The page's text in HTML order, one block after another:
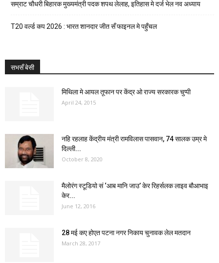
सम्राट चौधरी बिहारक मुख्यमंत्री पदक शपथ लेलाह, इतिहास मे दर्ज भेल नव अध्याय
T20 वर्ल्ड कप 2026 : भारत शानदार जीत सँ फाइनल मे पहुँचल
सभसँ बेसी
मिथिला मे आयल तूफान पर केंद्र ओ राज्य सरकारक चुप्पी
April 24, 2015
नहि रहलाह केंद्रीय मंत्री रामविलास पासवान, 74 सालक उम्र मे
दिल्ली...
October 8, 2020
मैलोरंग स्टूडियो सं ‘आब मानि जाउ’ केर रिहर्सलक लाइव बौआभाइ
केर...
June 12, 2016
28 मई कए होएत पटना नगर निकाय चुनावक लेल मतदान
March 28, 2017